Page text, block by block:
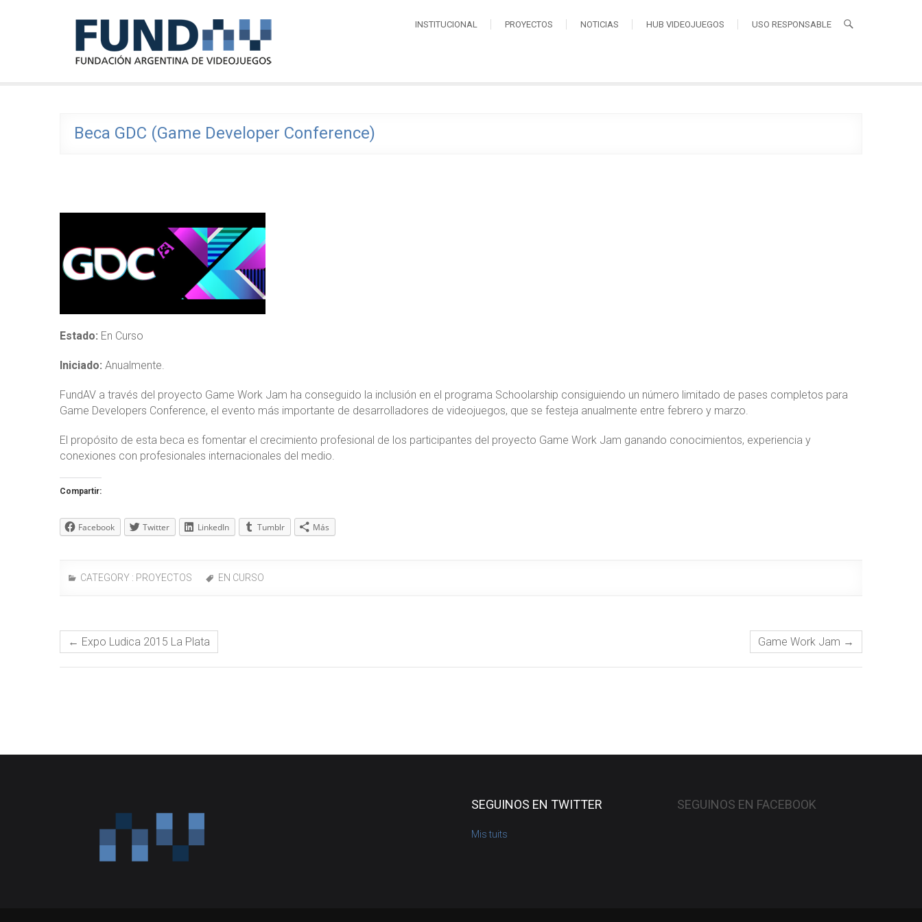
FundAV
Fundación Argentina de Videojuegos INSTITUCIONAL PROYECTOS NOTICIAS HUB VIDEOJUEGOS USO RESPONSABLE
Beca GDC (Game Developer Conference)
Estado: En Curso
Iniciado: Anualmente.
FundAV a través del proyecto Game Work Jam ha conseguido la inclusión en el programa Schoolarship consiguiendo un número limitado de pases completos para
Game Developers Conference, el evento más importante de desarrolladores de videojuegos, que se festeja anualmente entre febrero y marzo.
El propósito de esta beca es fomentar el crecimiento profesional de los participantes del proyecto Game Work Jam ganando conocimientos, experiencia y
conexiones con profesionales internacionales del medio.
Compartir:
Facebook Twitter LinkedIn Tumblr Más
CATEGORY : PROYECTOS EN CURSO
← Expo Ludica 2015 La Plata Game Work Jam →
SEGUINOS EN TWITTER
Mis tuits
SEGUINOS EN FACEBOOK